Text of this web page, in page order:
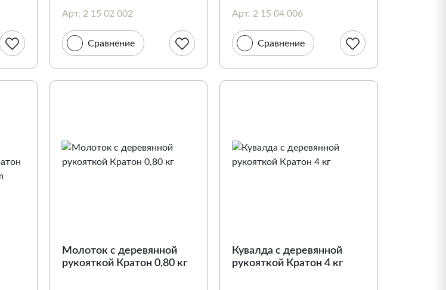
Арт. 2 15 02 002
Сравнение
Арт. 2 15 04 006
Сравнение
Молоток с деревянной
рукояткой Кратон 0,80 кг
Кувалда c деревянной
рукояткой Кратон 4 кг